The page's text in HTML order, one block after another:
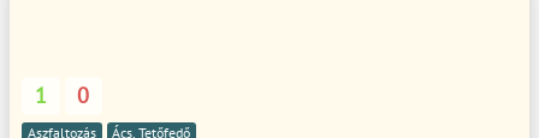
1 0
Aszfaltozás Ács, Tetőfedő